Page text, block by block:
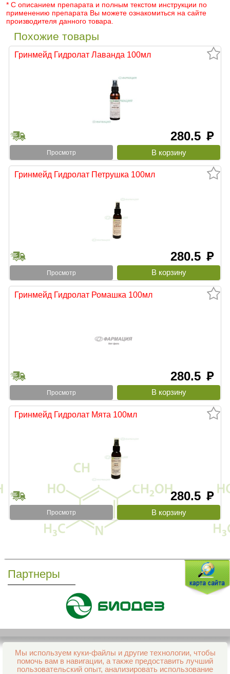
* С описанием препарата и полным текстом инструкции по
применению препарата Вы можете ознакомиться на сайте
производителя данного товара.
Похожие товары
Гринмейд Гидролат Лаванда 100мл
280.5 руб
Просмотр
Гринмейд Гидролат Петрушка 100мл
280.5 руб
Просмотр
Гринмейд Гидролат Ромашка 100мл
280.5 руб
Просмотр
Гринмейд Гидролат Мята 100мл
280.5 руб
Просмотр
Партнеры
Мы используем куки-файлы и другие технологии, чтобы
помочь вам в навигации, а также предоставить лучший
пользовательский опыт, анализировать использование
Все права защищены и охраняются законом
© 2013–2026 Интернет-аптека Фармация